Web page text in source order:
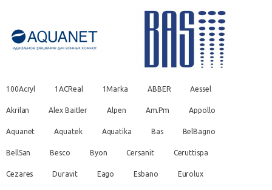
100Acryl 1ACReal 1Marka ABBER Aessel
Akrilan Alex Baitler Alpen Am.Pm Appollo
Aquanet Aquatek Aquatika Bas BelBagno
BellSan Besco Byon Cersanit Ceruttispa
Cezares Duravit Eago Esbano Eurolux